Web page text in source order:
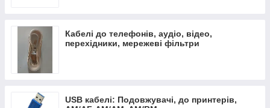
Кабелі до телефонів, аудіо, відео,
перехідники, мережеві фільтри
USB кабелі: Подовжувачі, до принтерів,